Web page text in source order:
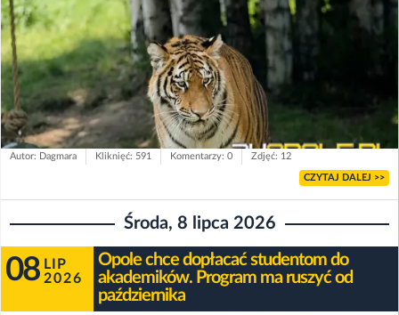
Autor: Dagmara Kliknięć: 591 Komentarzy: 0 Zdjęć: 12
CZYTAJ DALEJ >>
Środa, 8 lipca 2026
08 LIP
2026
Opole chce dopłacać studentom do
akademików. Program ma ruszyć od
października